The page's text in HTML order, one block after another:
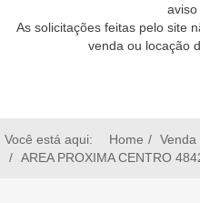
aviso
As solicitações feitas pelo site
venda ou locação
Você está aqui: Home
Venda
AREA PROXIMA CENTRO